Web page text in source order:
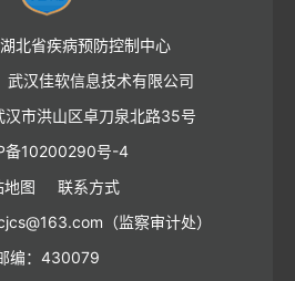
北省疾病预防控制中心
武汉佳软信息技术有限公司
汉市洪山区卓刀泉北路35号
备10200290号-4
地图
联系方式
（监察审计处）
编：430079